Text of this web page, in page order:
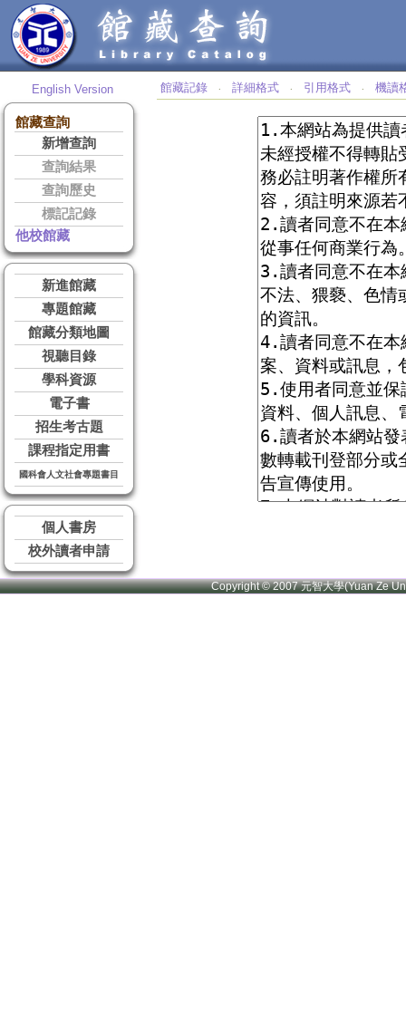
English Version
館藏查詢
新增查詢
查詢結果
查詢歷史
標記記錄
他校館藏
新進館藏
專題館藏
館藏分類地圖
視聽目錄
學科資源
電子書
招生考古題
課程指定用書
國科會人文社會專題書目
個人書房
校外讀者申請
館藏記錄 ‧ 詳細格式 ‧ 引用格式 ‧ 機讀
Copyright © 2007 元智大學(Yuan Ze